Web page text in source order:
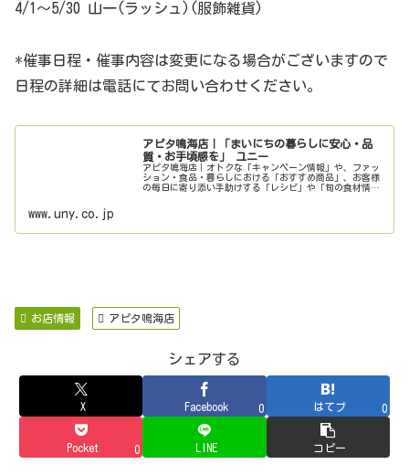
4/1～5/30 山一(ラッシュ)(服飾雑貨)
*催事日程・催事内容は変更になる場合がございますので
日程の詳細は電話にてお問い合わせください。
アピタ鳴海店｜「まいにちの暮らしに安心・品
質・お手頃感を」 ユニー
アピタ鳴海店｜オトクな「キャンペーン情報」や、ファッ
ション・食品・暮らしにおける「おすすめ商品」、お客様
の毎日に寄り添い手助けする「レシピ」や「旬の食材情
www.uny.co.jp
お店情報 アピタ鳴海店
シェアする
X Facebook 0 はてブ 0
Pocket 0 LINE コピー